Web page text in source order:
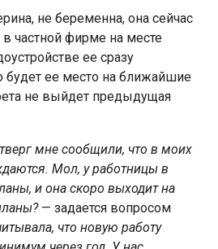
не беременна, она сейчас
в частной фирме на месте
ее сразу
будет ее место на ближайшие
не выйдет предыдущая
мне сообщили, что в моих
Мол, у работницы в
и она скоро выходит на
— задается вопросом
что новую работу